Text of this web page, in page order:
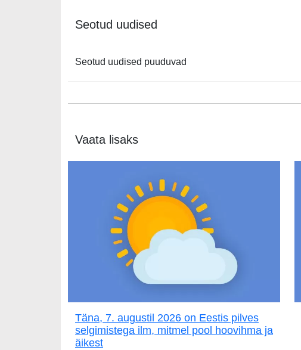
Seotud uudised
Seotud uudised puuduvad
Vaata lisaks
Täna, 7. augustil 2026 on Eestis pilves
selgimistega ilm, mitmel pool hoovihma ja
äikest